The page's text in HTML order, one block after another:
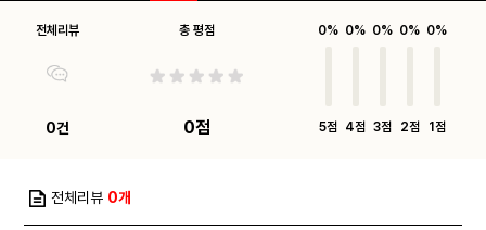
전체리뷰
0건
총 평점
0점
0%
5점
0%
4점
0%
3점
0%
2점
0%
1점
전체리뷰 0개